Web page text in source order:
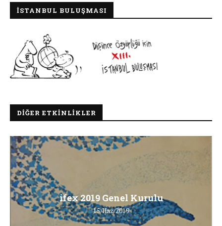
İSTANBUL BULUŞMASI
DIĞER ETKINLIKLER
ifex 2019 Genel Kurulu
15/Haz/2019